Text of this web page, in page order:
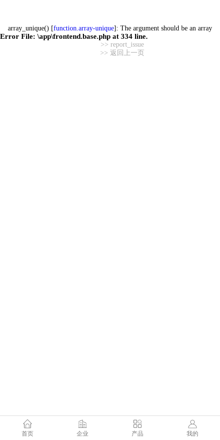
array_unique() [function.array-unique]: The argument should be an array
Error File: \app\frontend.base.php at 334 line.
>> report_issue
>> 返回上一页
首页 企业 产品 我的